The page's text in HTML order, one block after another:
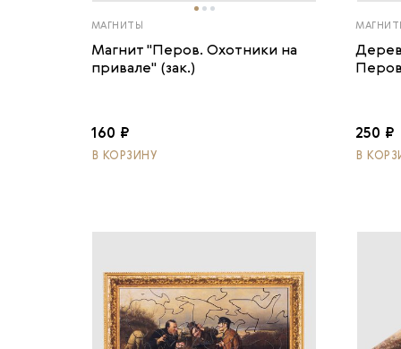
МАГНИТЫ
Магнит "Перов. Охотники на
привале" (зак.)
160 ₽
В КОРЗИНУ
250 ₽
В